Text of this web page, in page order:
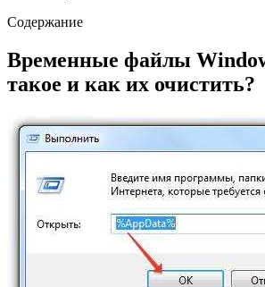
Содержание
Временные файлы
такое и как их очистить?